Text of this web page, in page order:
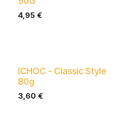
4,95€
ICHOC - Classic Style
80g
3,60 €